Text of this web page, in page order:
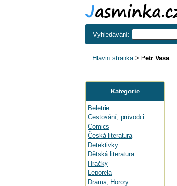
Vyhledávání:
Hlavní stránka> Petr Vasa
Kategorie
Beletrie
Cestování, průvodci
Comics
Česká literatura
Detektivky
Dětská literatura
Hračky
Leporela
Drama, Horory